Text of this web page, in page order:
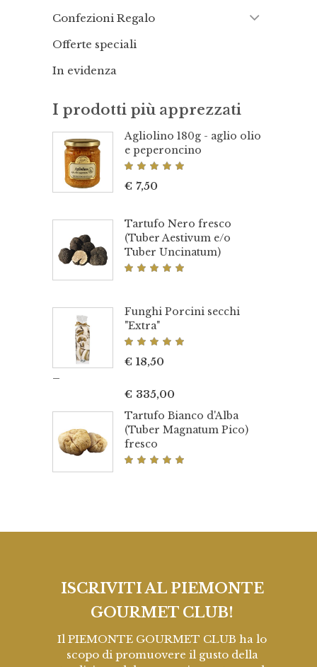
Confezioni Regalo
Offerte speciali
In evidenza
I prodotti più apprezzati
Agliolino 180g - aglio olio
e peperoncino
5.00
su 5
€ 7,50
Tartufo Nero fresco
(Tuber Aestivum e/o
Tuber Uncinatum)
Funghi Porcini secchi
"Extra"
5.00
su 5
€ 18,50
–
€ 335,00
Tartufo Bianco d'Alba
(Tuber Magnatum Pico)
fresco
ISCRIVITI AL PIEMONTE
GOURMET CLUB!
Il PIEMONTE GOURMET CLUB ha lo
scopo di promuovere il gusto della